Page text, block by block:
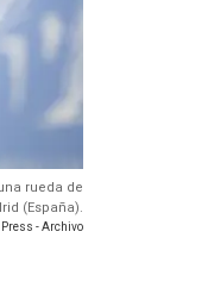
rueda de
(España).
Press - Archivo